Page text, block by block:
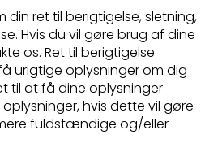
ret til berigtigelse, sletning,
Hvis du vil gøre brug af dine
os. Ret til berigtigelse
urigtige oplysninger om dig
til at få dine oplysninger
hvis dette vil gøre
fuldstændige og/eller